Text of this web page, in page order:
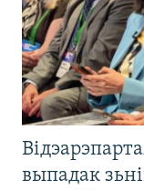
выпадак